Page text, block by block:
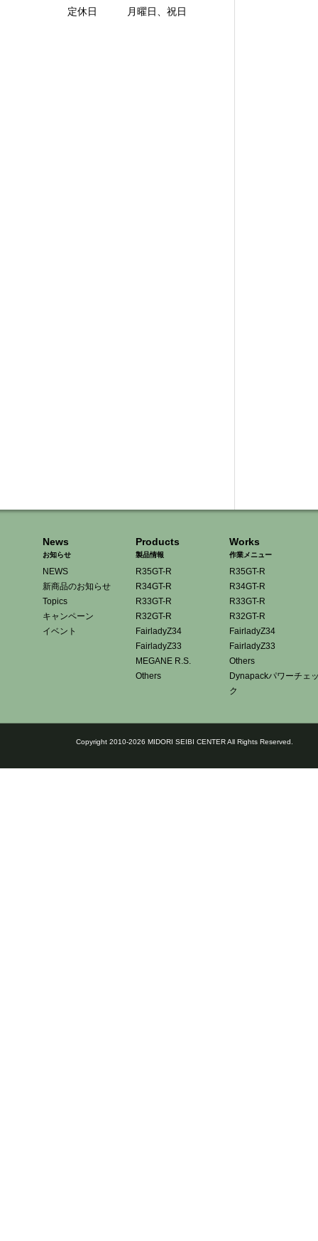
定休日 月曜日、祝日
News
お知らせ
NEWS
新商品のお知らせ
Topics
キャンペーン
イベント
Products
製品情報
R35GT-R
R34GT-R
R33GT-R
R32GT-R
FairladyZ34
FairladyZ33
MEGANE R.S.
Others
Works
作業メニュー
R35GT-R
R34GT-R
R33GT-R
R32GT-R
FairladyZ34
FairladyZ33
Others
Dynapackパワーチェ
ク
Copyright 2010-2026 MIDORI SEIBI CENTER All Rights Reserved.